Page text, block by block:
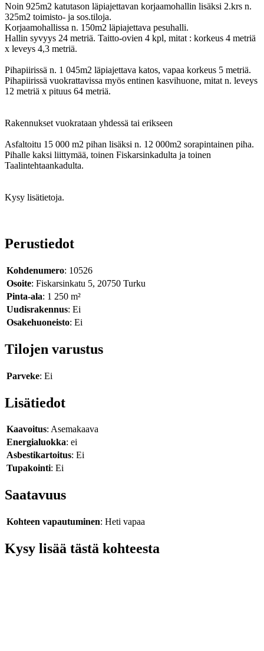
Noin 925m2 katutason läpiajettavan korjaamohallin lisäksi 2.krs n.
325m2 toimisto- ja sos.tiloja.
Korjaamohallissa n. 150m2 läpiajettava pesuhalli.
Hallin syvyys 24 metriä. Taitto-ovien 4 kpl, mitat : korkeus 4 metriä
x leveys 4,3 metriä.
Pihapiirissä n. 1 045m2 läpiajettava katos, vapaa korkeus 5 metriä.
Pihapiirissä vuokrattavissa myös entinen kasvihuone, mitat n. leveys
12 metriä x pituus 64 metriä.
Rakennukset vuokrataan yhdessä tai erikseen
Asfaltoitu 15 000 m2 pihan lisäksi n. 12 000m2 sorapintainen piha.
Pihalle kaksi liittymää, toinen Fiskarsinkadulta ja toinen
Taalintehtaankadulta.
Kysy lisätietoja.
Perustiedot
Kohdenumero: 10526
Osoite: Fiskarsinkatu 5, 20750 Turku
Pinta-ala: 1 250 m²
Uudisrakennus: Ei
Osakehuoneisto: Ei
Tilojen varustus
Parveke: Ei
Lisätiedot
Kaavoitus: Asemakaava
Energialuokka: ei
Asbestikartoitus: Ei
Tupakointi: Ei
Saatavuus
Kohteen vapautuminen: Heti vapaa
Kysy lisää tästä kohteesta